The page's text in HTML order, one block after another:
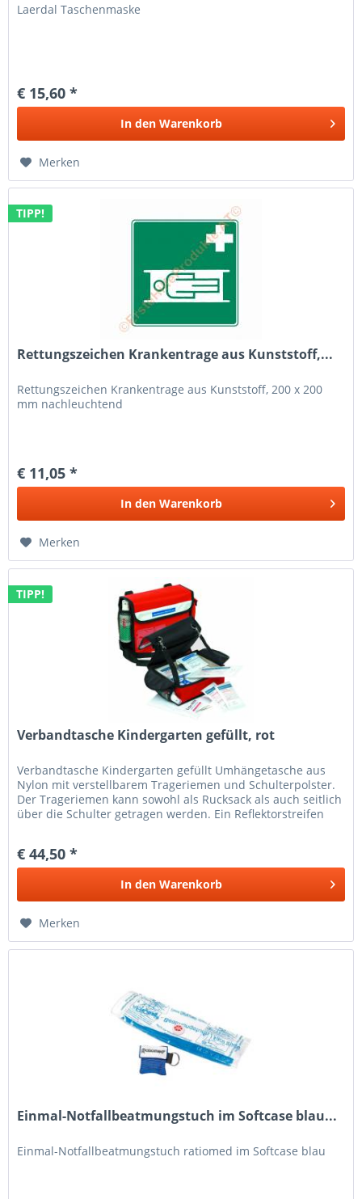
Laerdal Taschenmaske
€ 15,60 *
In den Warenkorb
Merken
TIPP!
Rettungszeichen Krankentrage aus Kunststoff,...
Rettungszeichen Krankentrage aus Kunststoff, 200 x 200
mm nachleuchtend
€ 11,05 *
In den Warenkorb
Merken
TIPP!
Verbandtasche Kindergarten gefüllt, rot
Verbandtasche Kindergarten gefüllt Umhängetasche aus
Nylon mit verstellbarem Trageriemen und Schulterpolster.
Der Trageriemen kann sowohl als Rucksack als auch seitlich
über die Schulter getragen werden. Ein Reflektorstreifen
€ 44,50 *
In den Warenkorb
Merken
Einmal-Notfallbeatmungstuch im Softcase blau...
Einmal-Notfallbeatmungstuch ratiomed im Softcase blau